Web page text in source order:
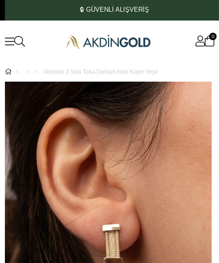
🔒 GÜVENLİ ALIŞVERİŞ
0
Moneta 3 Sıra Toka Detaylı Altın Küpe Yeşil